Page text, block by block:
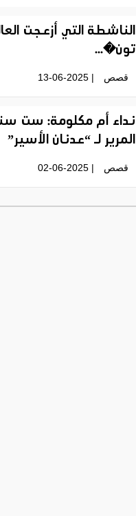
الناشطة التي أزعجت
تون�...
قصص | 13-06-2025
نداء أم مكلومة: ست
المرير لـ “عدنان الأسير”
قصص | 02-06-2025